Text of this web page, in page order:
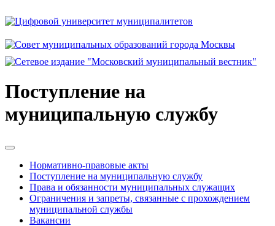
Поступление на
муниципальную службу
Нормативно-правовые акты
Поступление на муниципальную службу
Права и обязанности муниципальных служащих
Ограничения и запреты, связанные с прохождением
муниципальной службы
Вакансии